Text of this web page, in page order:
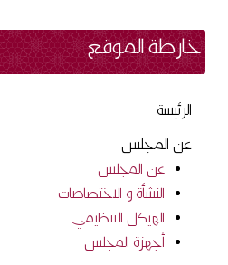
خارطة الموقع
الرئيسة
عن المجلس
عن المجلس
النشأة و الاختصاصات
الهيكل التنظيمي
أجهزة المجلس